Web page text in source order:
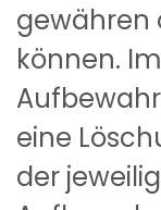
gewähren
können.
eine
der